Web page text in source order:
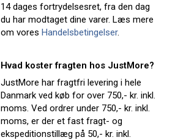
14 dages fortrydelsesret, fra den dag
du har modtaget dine varer. Læs mere
om vores Handelsbetingelser.
Hvad koster fragten hos JustMore?
JustMore har fragtfri levering i hele
Danmark ved køb for over 750,- kr. inkl.
moms. Ved ordrer under 750,- kr. inkl.
moms, er der et fast fragt- og
ekspeditionstillæg på 50,- kr. inkl.